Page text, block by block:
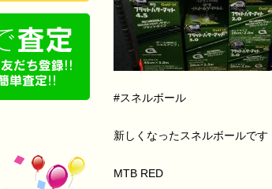
#スネルボール
新しくなったスネルボールです
MTB RED